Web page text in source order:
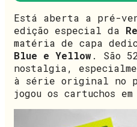
Está aberta a pré-
edição especial da
matéria de capa
Blue e Yellow. São
nostalgia,
à série original no
jogou os cartuchos em